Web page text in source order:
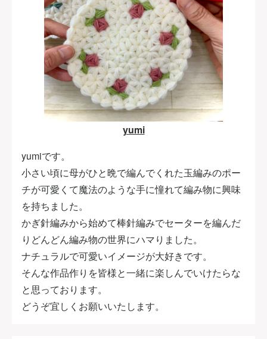
yumi
yumiです。
小さい頃に母がひと晩で編んでくれた玉編みのポー
チが可愛くて魔法のような手に憧れて編み物に興味
を持ちました。
かぎ針編みから始めて棒針編みでセーターを編んだ
りどんどん編み物の世界にハマりました。
ナチュラルで可愛いイメージが大好きです。
そんな作品作りを皆様と一緒に楽しんでいけたらな
と思っております。
どうぞ宜しくお願いいたします。